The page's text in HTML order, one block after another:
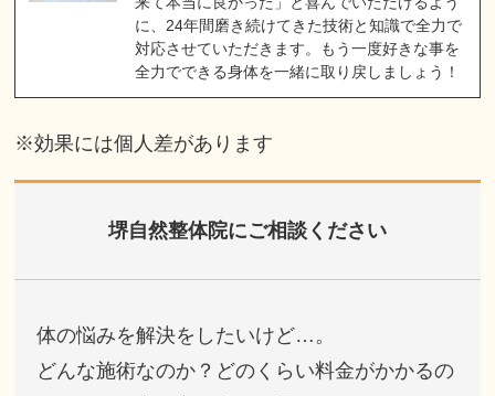
に、24年間磨き続けてきた技術と知識で全力で
対応させていただきます。もう一度好きな事を
全力でできる身体を一緒に取り戻しましょう！
※効果には個人差があります
堺自然整体院にご相談ください
体の悩みを解決をしたいけど…。
どんな施術なのか？どのくらい料金がかかるの